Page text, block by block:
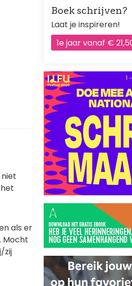
als er
Mocht
zij
Boek schrijven?
Laat je inspireren!
1e jaar vanaf €